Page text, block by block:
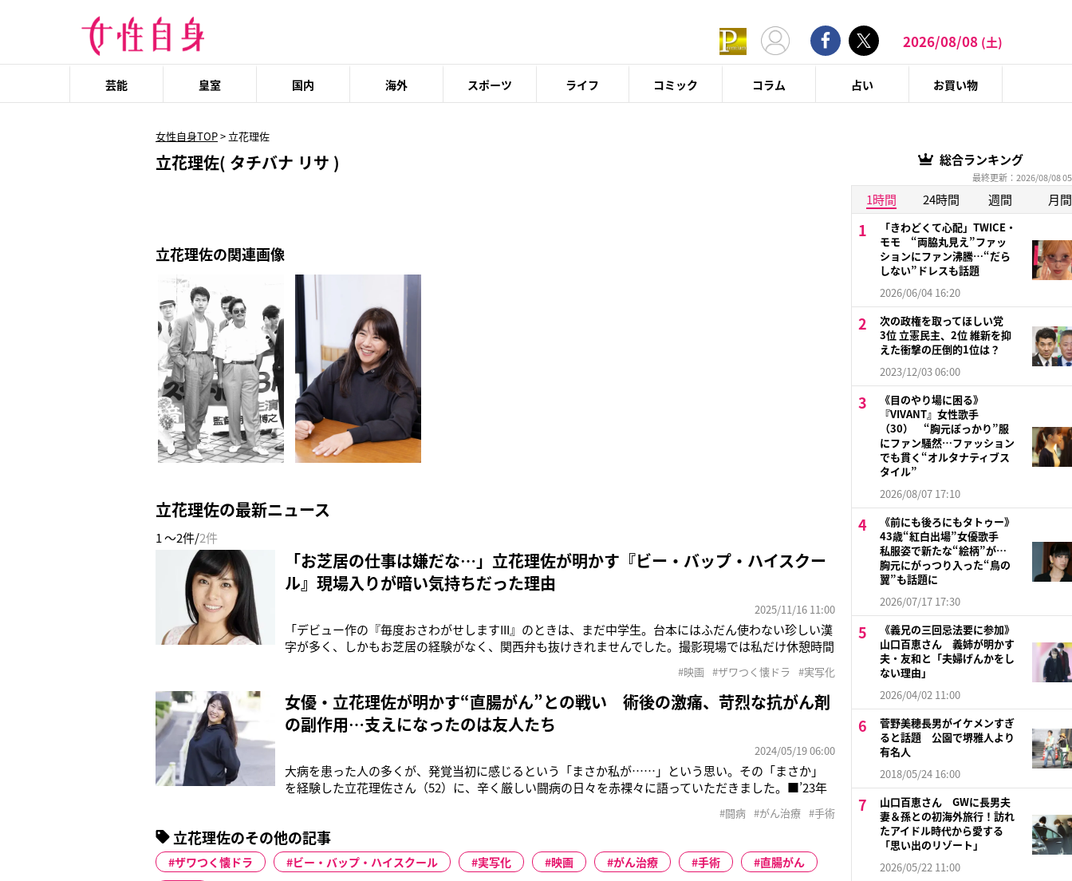
2026/08/08 (土)
芸能 皇室 国内 海外 スポーツ ライフ コミック コラム 占い お買い物
女性自身TOP> 立花理佐
立花理佐( タチバナ リサ )
立花理佐の関連画像
立花理佐の最新ニュース
1 ～2件/2件
「お芝居の仕事は嫌だな…」立花理佐が明かす『ビー・バップ・ハイスクー
ル』現場入りが暗い気持ちだった理由
2025/11/16 11:00
「デビュー作の『毎度おさわがせしますIII』のときは、まだ中学生。台本にはふだん使わない珍しい漢
字が多く、しかもお芝居の経験がなく、関西弁も抜けきれませんでした。撮影現場では私だけ休憩時間
な……』って思っていたんです」こう語るのは、立花理佐さん（54）。ドラマに苦手意識を抱いていた
ときに、映画『ビー・バップ・ハイ
#映画 #ザワつく懐ドラ #実写化
女優・立花理佐が明かす“直腸がん”との戦い 術後の激痛、苛烈な抗がん剤
の副作用…支えになったのは友人たち
2024/05/19 06:00
大病を患った人の多くが、発覚当初に感じるという「まさか私が……」という思い。その「まさか」
を経験した立花理佐さん（52）に、辛く厳しい闘病の日々を赤裸々に語っていただきました。■’23年
隠さず発信し、読者の反響を呼んでいる。「元気をもらっているのは私のほう。こうして病気のことを
語ることができるのも、多くの
#闘病 #がん治療 #手術
立花理佐のその他の記事
ザワつく懐ドラ ビー・バップ・ハイスクール 実写化 映画 がん治療 手術
直腸がん
総合ランキング
最終更新：2026/08/08
1時間 24時間 週間 月間
「きわどくて心配」TWICE・
モモ “両脇丸見え”ファッ
ションにファン沸騰…“だら
しない”ドレスも話題
2026/06/04 16:20
次の政権を取ってほしい党
3位 立憲民主、2位 維新を抑
えた衝撃の圧倒的1位は？
2023/12/03 06:00
《目のやり場に困る》
『VIVANT』女性歌手
（30） “胸元ぽっかり”服
にファン騒然…ファッション
でも貫く“オルタナティブス
タイル”
2026/08/07 17:10
《前にも後ろにもタトゥー》
43歳“紅白出場”女優歌手
私服姿で新たな“絵柄”が…
胸元にがっつり入った“鳥の
翼”も話題に
2026/07/17 17:30
《義兄の三回忌法要に参加》
山口百恵さん 義姉が明かす
夫・友和と「夫婦げんかをし
ない理由」
2026/04/02 11:00
菅野美穂長男がイケメンすぎ
ると話題 公園で堺雅人より
有名人
2018/05/24 16:00
山口百恵さん GWに長男夫
妻＆孫との初海外旅行！訪れ
たアイドル時代から愛する
「思い出のリゾート」
2026/05/22 11:00